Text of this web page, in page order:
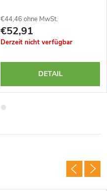
€44,46 ohne MwSt.
€52,91
Derzeit nicht verfügbar
DETAIL